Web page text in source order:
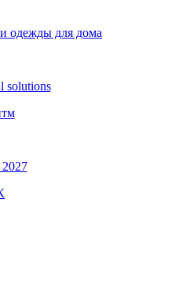
одежды для дома
solutions